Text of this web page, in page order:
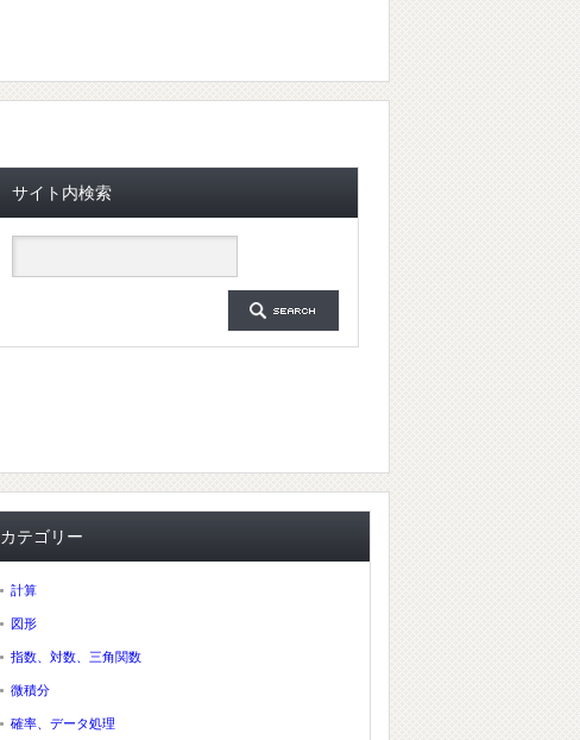
サイト内検索
カテゴリー
計算
図形
指数、対数、三角関数
微積分
確率、データ処理